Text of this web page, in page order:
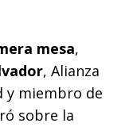
mesa,
, Alianza
y miembro de
sobre la